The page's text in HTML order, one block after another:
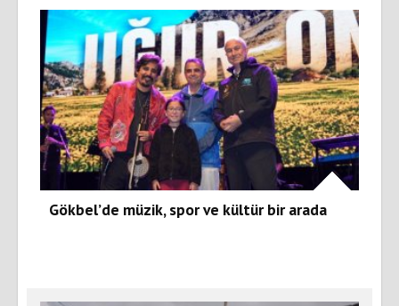
Gökbel’de müzik, spor ve kültür bir arada